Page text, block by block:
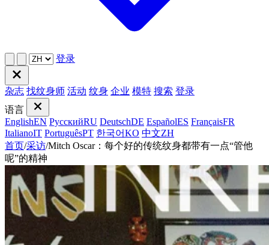
登录
杂志 找纹身师 活动 纹身 企业 模特 搜索 登录
语言
EnglishEN РусскийRU DeutschDE EspañolES FrançaisFR
ItalianoIT PortuguêsPT 한국어KO 中文ZH
首页/采访/Mitch Oscar：每个好的传统纹身都带有一点“管他
呢”的精神